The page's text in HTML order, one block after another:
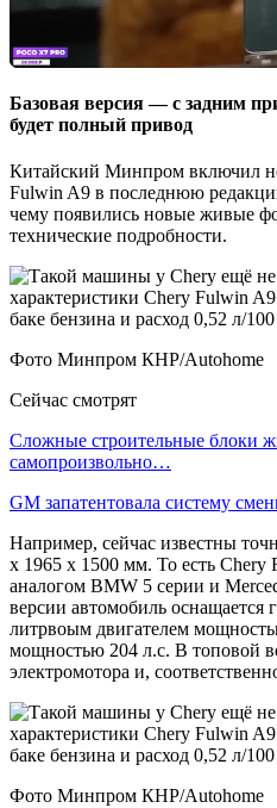
Базовая версия — с задним
будет полный привод
Китайский Минпром включил
Fulwin A9 в последнюю
чему появились новые живые
технические подробности.
Фото Минпром КНР/Autohome
Сейчас смотрят
Сложные строительные блоки
самопроизвольно…
GM запатентовала систему
Например, сейчас известны
х 1965 х 1500 мм. То есть Chery
аналогом BMW 5 серии и
версии автомобиль оснащается
литрвоым двигателем
мощностью 204 л.с. В топовой
электромотора и,
Фото Минпром КНР/Autohome